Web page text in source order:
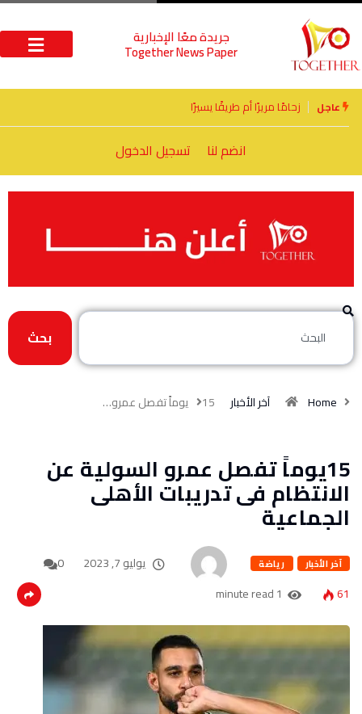
جريدة معًا الإخبارية
Together News Paper
عاجل الأخوة الأعداء وحتمًا لابد من لقاء
انضم لنا تسجيل الدخول
بحث
Home آخر الأخبار 15يوماً تفصل عمرو…
15يوماً تفصل عمرو السولية عن
الانتظام فى تدريبات الأهلى
الجماعية
آخر الأخبار رياضة يوليو 7, 2023
0
61
1 minute read